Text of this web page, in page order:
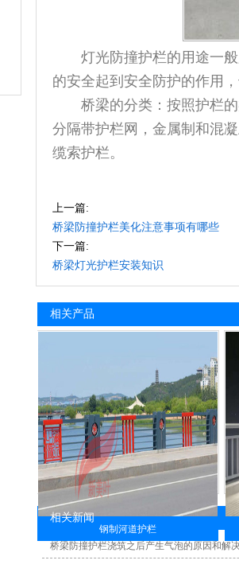
灯光防撞护栏的用途一般
的安全起到安全防护的作用
桥梁的分类：按照护栏的
分隔带护栏网，金属制和混
缆索护栏。
上一篇:
桥梁防撞护栏美化注意事项有哪些
下一篇:
桥梁灯光护栏安装知识
相关产品
钢制河道护栏
相关新闻
桥梁防撞护栏浇筑之后产生气泡的原因和解